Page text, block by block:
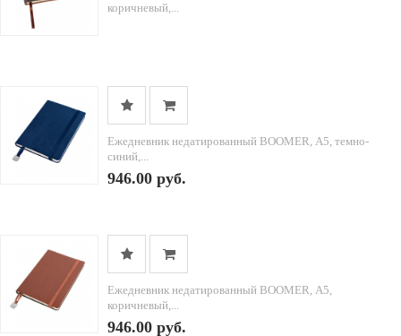
коричневый,...
Ежедневник недатированный BOOMER, А5, темно-
синий,...
946.00 руб.
Ежедневник недатированный BOOMER, А5,
коричневый,...
946.00 руб.